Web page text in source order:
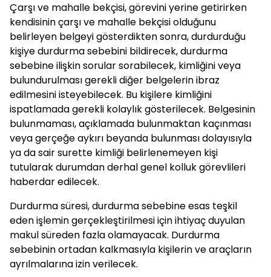
Çarşı ve mahalle bekçisi, görevini yerine getirirken
kendisinin çarşı ve mahalle bekçisi olduğunu
belirleyen belgeyi gösterdikten sonra, durdurduğu
kişiye durdurma sebebini bildirecek, durdurma
sebebine ilişkin sorular sorabilecek, kimliğini veya
bulundurulması gerekli diğer belgelerin ibraz
edilmesini isteyebilecek. Bu kişilere kimliğini
ispatlamada gerekli kolaylık gösterilecek. Belgesinin
bulunmaması, açıklamada bulunmaktan kaçınması
veya gerçeğe aykırı beyanda bulunması dolayısıyla
ya da sair surette kimliği belirlenemeyen kişi
tutularak durumdan derhal genel kolluk görevlileri
haberdar edilecek.
Durdurma süresi, durdurma sebebine esas teşkil
eden işlemin gerçekleştirilmesi için ihtiyaç duyulan
makul süreden fazla olamayacak. Durdurma
sebebinin ortadan kalkmasıyla kişilerin ve araçların
ayrılmalarına izin verilecek.